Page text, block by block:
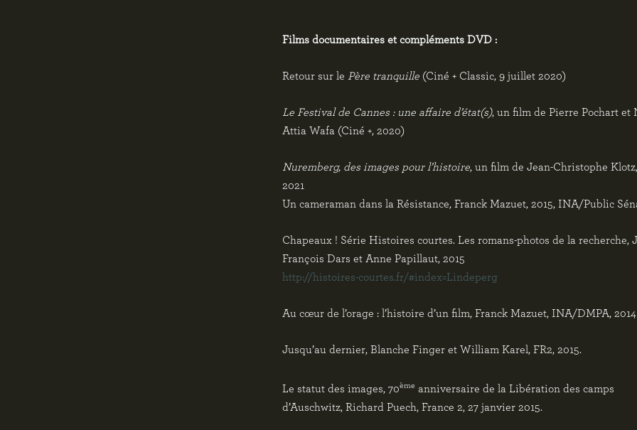
Films documentaires et compléments DVD :
Retour sur le Père tranquille (Ciné + Classic, 9 juillet 2020)
Le Festival de Cannes : une affaire d’état(s), un film de Pierre Pochart et
Attia Wafa (Ciné +, 2020)
Nuremberg, des images pour l’histoire, un film de Jean-Christophe
2021
Un cameraman dans la Résistance, Franck Mazuet, 2015, INA/Public
Chapeaux ! Série Histoires courtes. Les romans-photos de la recherche,
François Dars et Anne Papillaut, 2015
http://histoires-courtes.fr/#index=Lindeperg
Au cœur de l’orage : l’histoire d’un film, Franck Mazuet, INA/DMPA, 2014
Jusqu’au dernier, Blanche Finger et William Karel, FR2, 2015.
Le statut des images, 70ème anniversaire de la Libération des camps
d’Auschwitz, Richard Puech, France 2, 27 janvier 2015.